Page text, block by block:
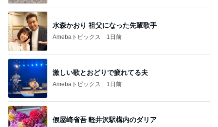
水森かおり 祖父になった先輩歌手
Amebaトピックス 1日前
激しい歌とおどりで疲れてる夫
Amebaトピックス 1日前
假屋崎省吾 軽井沢駅構内のダリア